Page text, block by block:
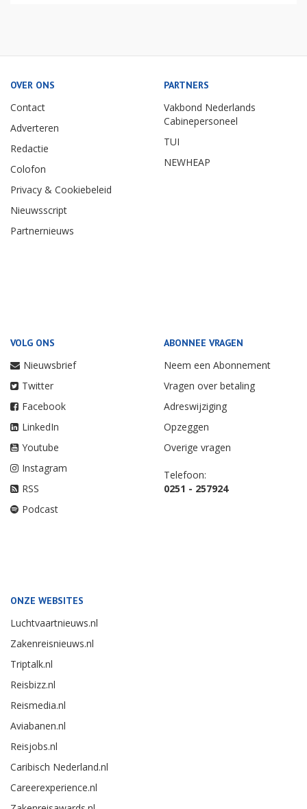
OVER ONS
Contact
Adverteren
Redactie
Colofon
Privacy & Cookiebeleid
Nieuwsscript
Partnernieuws
PARTNERS
Vakbond Nederlands
Cabinepersoneel
TUI
NEWHEAP
VOLG ONS
Nieuwsbrief
Twitter
Facebook
LinkedIn
Youtube
Instagram
RSS
Podcast
ABONNEE VRAGEN
Neem een Abonnement
Vragen over betaling
Adreswijziging
Opzeggen
Overige vragen
Telefoon:
0251 - 257924
ONZE WEBSITES
Luchtvaartnieuws.nl
Zakenreisnieuws.nl
Triptalk.nl
Reisbizz.nl
Reismedia.nl
Aviabanen.nl
Reisjobs.nl
Caribisch Nederland.nl
Careerexperience.nl